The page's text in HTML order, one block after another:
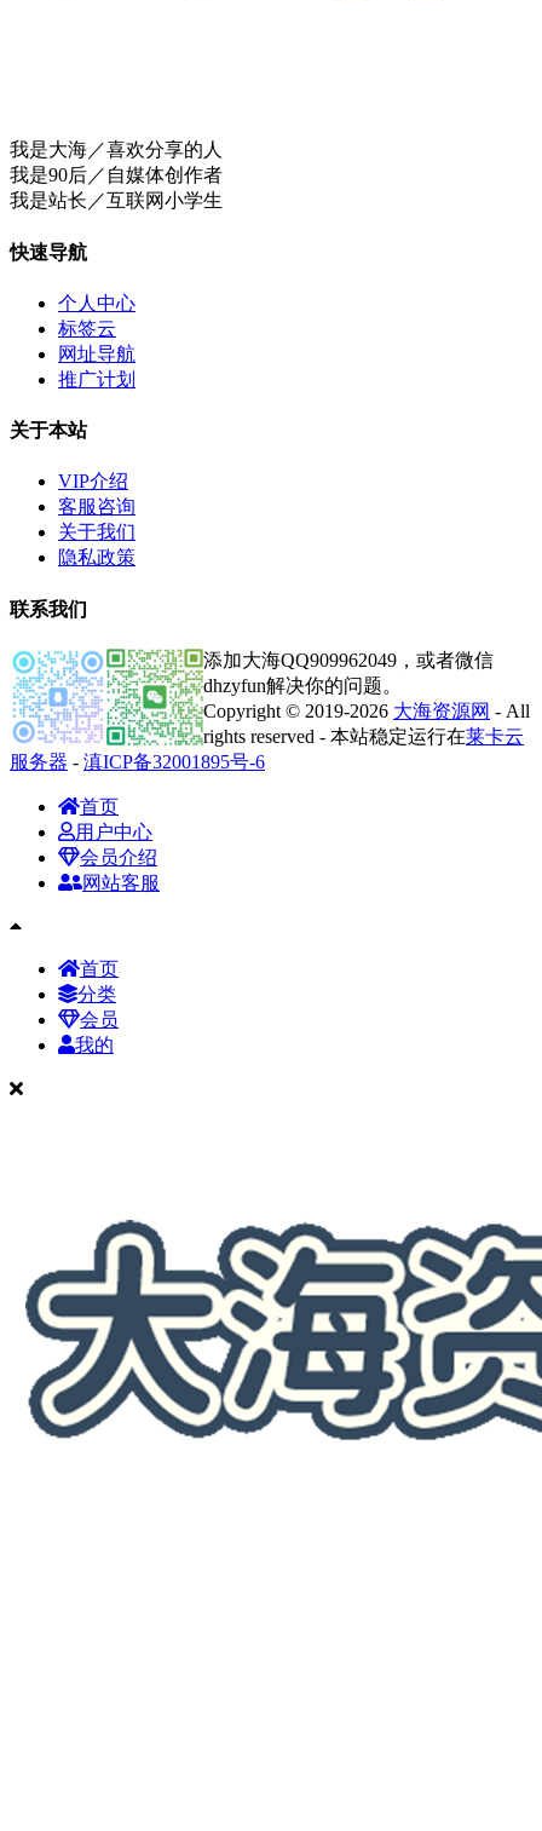
我是大海／喜欢分享的人
我是90后／自媒体创作者
我是站长／互联网小学生
快速导航
个人中心
标签云
网址导航
推广计划
关于本站
VIP介绍
客服咨询
关于我们
隐私政策
联系我们
添加大海QQ909962049，或者微信
dhzyfun解决你的问题。
Copyright © 2019-2026 大海资源网 - All
rights reserved - 本站稳定运行在莱卡云
服务器 - 滇ICP备32001895号-6
首页
用户中心
会员介绍
网站客服
首页
分类
会员
我的